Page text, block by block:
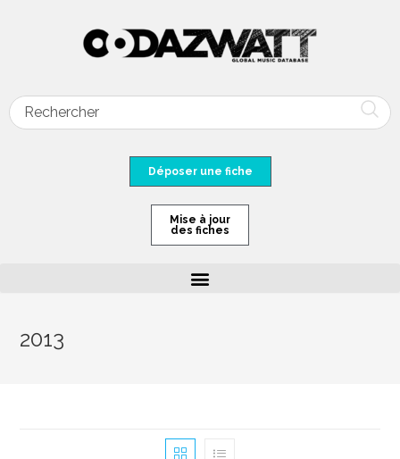
Déposer une fiche
Mise à jour
des fiches
2013